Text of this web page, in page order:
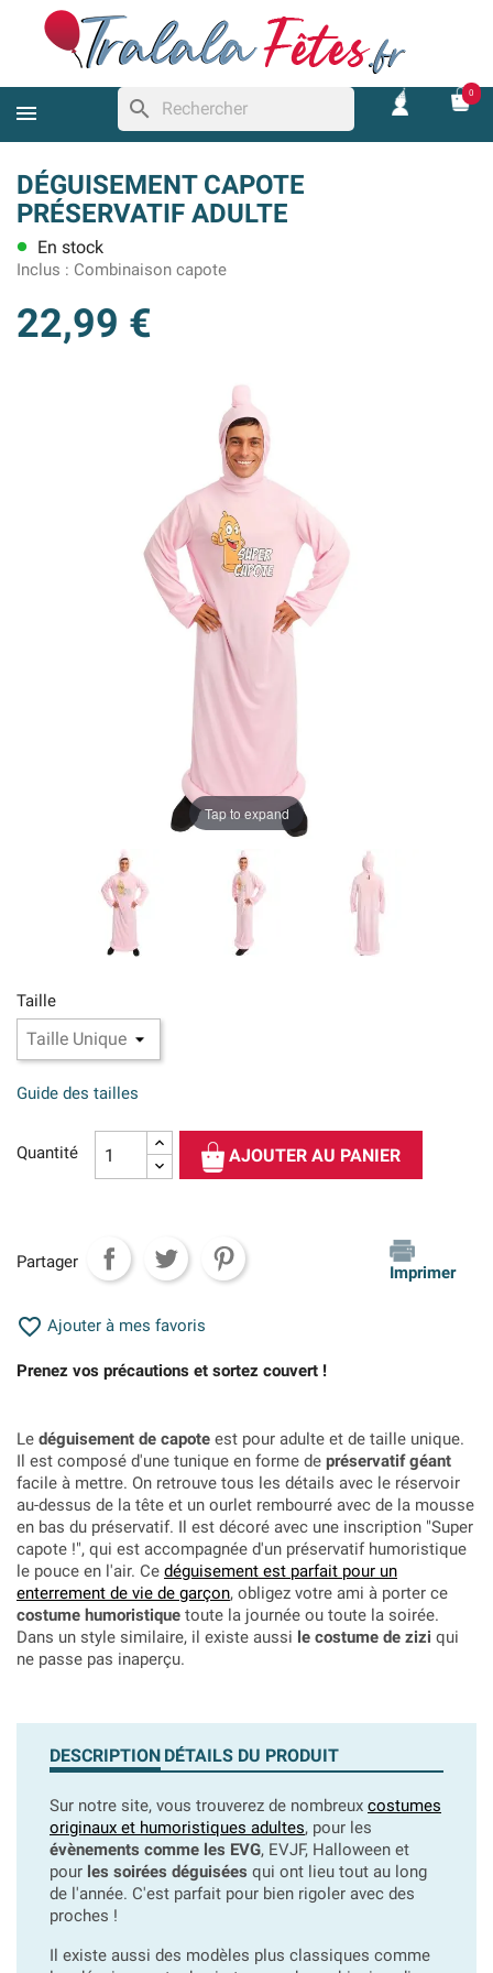
search
0
DÉGUISEMENT CAPOTE
PRÉSERVATIF ADULTE
lens En stock
Inclus : Combinaison capote
22,99 €
Tap to expand
Taille
Guide des tailles
Quantité AJOUTER AU PANIER
Partager
Imprimer
 Ajouter à mes favoris
Prenez vos précautions et sortez couvert !
Le déguisement de capote est pour adulte et de taille unique.
Il est composé d'une tunique en forme de préservatif géant
facile à mettre. On retrouve tous les détails avec le réservoir
au-dessus de la tête et un ourlet rembourré avec de la mousse
en bas du préservatif. Il est décoré avec une inscription "Super
capote !", qui est accompagnée d'un préservatif humoristique
le pouce en l'air. Ce déguisement est parfait pour un
enterrement de vie de garçon, obligez votre ami à porter ce
costume humoristique toute la journée ou toute la soirée.
Dans un style similaire, il existe aussi le costume de zizi qui
ne passe pas inaperçu.
DESCRIPTION DÉTAILS DU PRODUIT
Sur notre site, vous trouverez de nombreux costumes
originaux et humoristiques adultes, pour les
évènements comme les EVG, EVJF, Halloween et
pour les soirées déguisées qui ont lieu tout au long
de l'année. C'est parfait pour bien rigoler avec des
proches !
Il existe aussi des modèles plus classiques comme